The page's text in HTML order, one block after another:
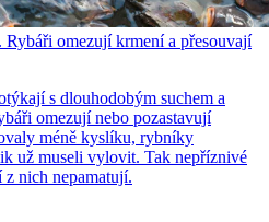
omezují krmení a přesouvají
s dlouhodobým suchem a
omezují nebo pozastavují
méně kyslíku, rybníky
už museli vylovit. Tak nepříznivé
nich nepamatují.